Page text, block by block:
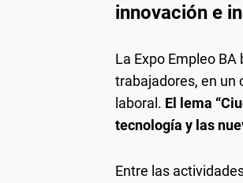
innovación e
La Expo Empleo
trabajadores, en un
laboral. El lema
tecnología y las
Entre las